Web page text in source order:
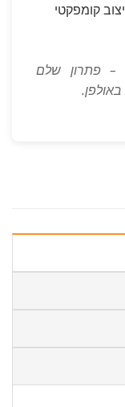
קומפקטי
– פתרון שלם